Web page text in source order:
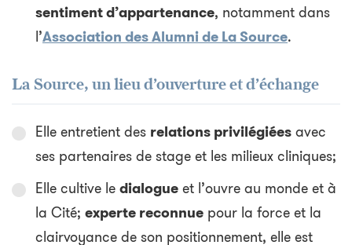
sentiment d’appartenance, notamment dans
l’Association des Alumni de La Source.
La Source, un lieu d’ouverture et d’échange
Elle entretient des relations privilégiéesavec
ses partenaires de stage et les milieux cliniques;
Elle cultive ledialogueet l’ouvre au monde et à
la Cité; experte reconnue pour la force et la
clairvoyance de son positionnement, elle est